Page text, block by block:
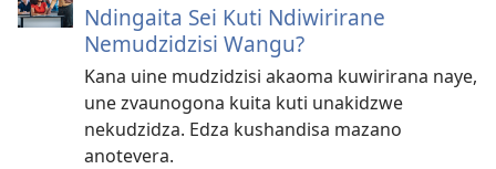
Ndingaita Sei Kuti Ndiwirirane
Nemudzidzisi Wangu?
Kana uine mudzidzisi akaoma kuwirirana naye,
une zvaunogona kuita kuti unakidzwe
nekudzidza. Edza kushandisa mazano
anotevera.